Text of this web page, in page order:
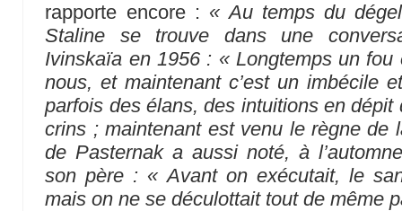
rapporte encore : « Au temps du
Staline se trouve dans une
Ivinskaïa en 1956 : « Longtemps un
nous, et maintenant c’est un imbécile
parfois des élans, des intuitions en
crins ; maintenant est venu le règne de
de Pasternak a aussi noté, à
son père : « Avant on exécutait, le
mais on ne se déculottait tout de même